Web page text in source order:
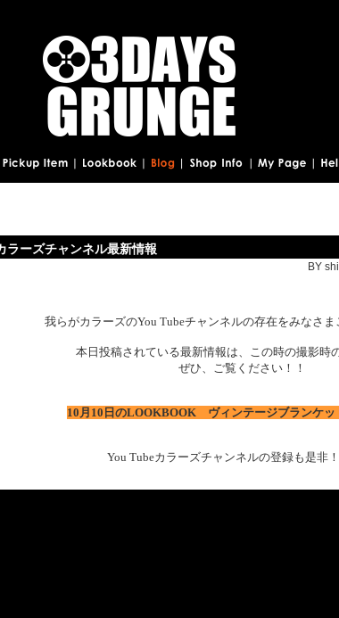
ラーズチャンネル最新情報
BY
我らがカラーズのYou Tubeチャンネルの存在をみなさ
本日投稿されている最新情報は、この時の撮影時
ぜひ、ご覧ください！！
10月10日のLOOKBOOK ヴィンテージブランケ
You Tubeカラーズチャンネルの登録も是非